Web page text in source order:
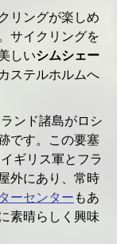
リングが楽しめ
サイクリングを
しいシムシェー
ステルホルムへ
ンド諸島がロシ
です。この要塞
ギリス軍とフラ
外にあり、常時
ーセンター もあ
素晴らしく興味